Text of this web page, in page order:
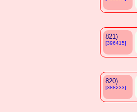
821)
[396415]
820)
[388233]